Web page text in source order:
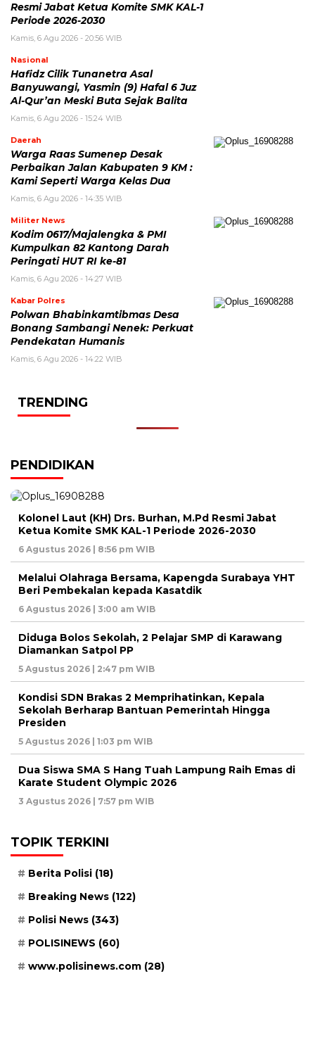
Resmi Jabat Ketua Komite SMK KAL-1
Periode 2026-2030
Kamis, 6 Agu 2026 - 20:56 WIB
Nasional
Hafidz Cilik Tunanetra Asal
Banyuwangi, Yasmin (9) Hafal 6 Juz
Al-Qur’an Meski Buta Sejak Balita
Kamis, 6 Agu 2026 - 15:24 WIB
Daerah
Warga Raas Sumenep Desak
Perbaikan Jalan Kabupaten 9 KM :
Kami Seperti Warga Kelas Dua
Kamis, 6 Agu 2026 - 14:35 WIB
Militer News
Kodim 0617/Majalengka & PMI
Kumpulkan 82 Kantong Darah
Peringati HUT RI ke-81
Kamis, 6 Agu 2026 - 14:27 WIB
Kabar Polres
Polwan Bhabinkamtibmas Desa
Bonang Sambangi Nenek: Perkuat
Pendekatan Humanis
Kamis, 6 Agu 2026 - 14:22 WIB
TRENDING
PENDIDIKAN
Kolonel Laut (KH) Drs. Burhan, M.Pd Resmi Jabat
Ketua Komite SMK KAL-1 Periode 2026-2030
6 Agustus 2026 | 8:56 pm WIB
Melalui Olahraga Bersama, Kapengda Surabaya YHT
Beri Pembekalan kepada Kasatdik
6 Agustus 2026 | 3:00 am WIB
Diduga Bolos Sekolah, 2 Pelajar SMP di Karawang
Diamankan Satpol PP
5 Agustus 2026 | 2:47 pm WIB
Kondisi SDN Brakas 2 Memprihatinkan, Kepala
Sekolah Berharap Bantuan Pemerintah Hingga
Presiden
5 Agustus 2026 | 1:03 pm WIB
Dua Siswa SMA S Hang Tuah Lampung Raih Emas di
Karate Student Olympic 2026
3 Agustus 2026 | 7:57 pm WIB
TOPIK TERKINI
Berita Polisi (18)
Breaking News (122)
Polisi News (343)
POLISINEWS (60)
www.polisinews.com (28)